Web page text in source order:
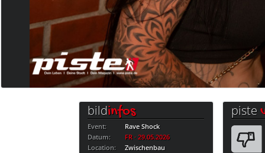
bildinfos
Event:
Rave Shock
Datum:
FR · 29.05.2026
Location:
Zwischenbau
piste